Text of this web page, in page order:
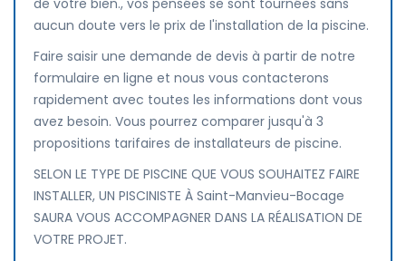
de votre bien., vos pensées se sont tournées sans
aucun doute vers le prix de l'installation de la piscine.
Faire saisir une demande de devis à partir de notre
formulaire en ligne et nous vous contacterons
rapidement avec toutes les informations dont vous
avez besoin. Vous pourrez comparer jusqu'à 3
propositions tarifaires de installateurs de piscine.
SELON LE TYPE DE PISCINE QUE VOUS SOUHAITEZ FAIRE
INSTALLER, UN PISCINISTE À Saint-Manvieu-Bocage
SAURA VOUS ACCOMPAGNER DANS LA RÉALISATION DE
VOTRE PROJET.